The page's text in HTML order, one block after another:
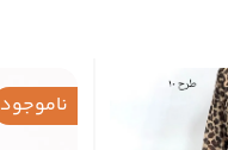
ناموجود